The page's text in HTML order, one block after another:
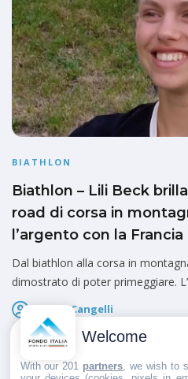
BIATHLON
Biathlon – Lili Beck
road di corsa in
l’argento con la Francia
Dal biathlon alla corsa in
dimostrato di poter primeggiare.
Marco Cangelli
Pubblicato il
Welcome
With our 201 partners , we wish to